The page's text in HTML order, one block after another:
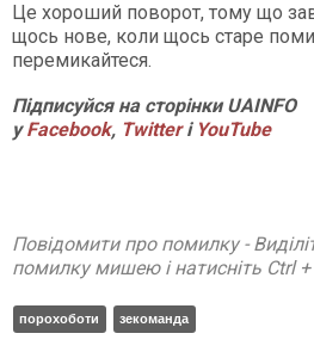
Це хороший поворот, тому що
щось нове, коли щось старе
перемикайтеся.
Підписуйся на сторінки UAINFO
уFacebook, Twitterі YouTube
Повідомити про помилку -
помилку мишею і натисніть Ctrl +
порохоботи зекоманда